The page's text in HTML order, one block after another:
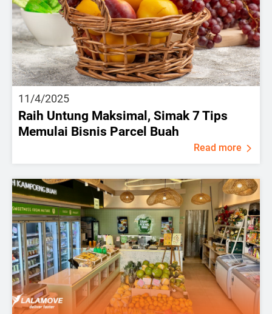
11/4/2025
Raih Untung Maksimal, Simak 7 Tips
Memulai Bisnis Parcel Buah
Read more